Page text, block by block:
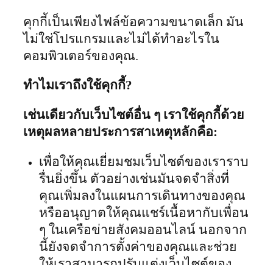
คุกกี้เป็นเพียงไฟล์ข้อความขนาดเล็ก มัน
ไม่ใช่โปรแกรมและไม่ได้ทำอะไรใน
คอมพิวเตอร์ของคุณ.
ทำไมเราถึงใช้คุกกี้?
เช่นเดียวกับเว็บไซต์อื่น ๆ เราใช้คุกกี้ด้วย
เหตุผลหลายประการสาเหตุหลักคือ:
เพื่อให้คุณเยี่ยมชมเว็บไซต์ของเราราบ
รื่นยิ่งขึ้น ตัวอย่างเช่นมันจดจำสิ่งที่
คุณเพิ่มลงในแผนการเดินทางของคุณ
หรืออนุญาตให้คุณแชร์เนื้อหากับเพื่อน
ๆ ในเครือข่ายสังคมออนไลน์ นอกจาก
นี้ยังจดจำการตั้งค่าของคุณและช่วย